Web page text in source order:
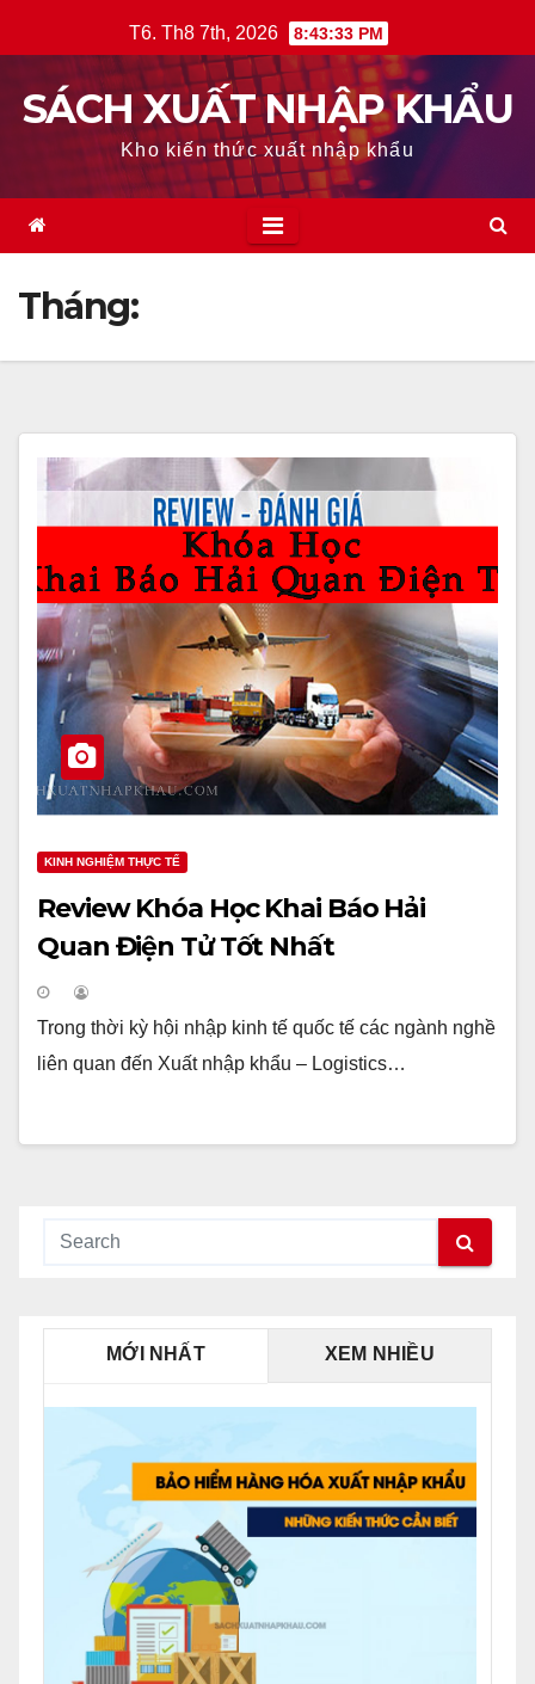
to
content
T6. Th8 7th, 2026 8:43:34 PM
SÁCH XUẤT NHẬP KHẨU
Kho kiến thức xuất nhập khẩu
Tháng:
KINH NGHIỆM THỰC TẾ
Review Khóa Học Khai Báo Hải
Quan Điện Tử Tốt Nhất
Trong thời kỳ hội nhập kinh tế quốc tế các ngành nghề
liên quan đến Xuất nhập khẩu – Logistics…
MỚI NHẤT XEM NHIỀU